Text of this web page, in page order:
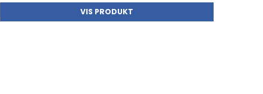
VIS PRODUKT